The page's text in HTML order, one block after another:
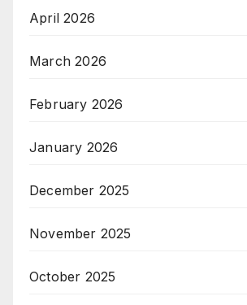
April 2026
March 2026
February 2026
January 2026
December 2025
November 2025
October 2025